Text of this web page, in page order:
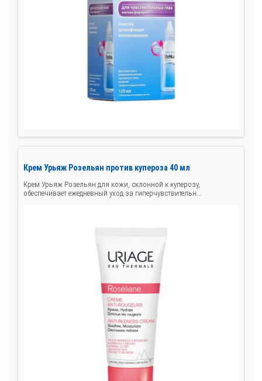
Крем Урьяж Розельян против купероза 40 мл
Крем Урьяж Розельян для кожи, склонной к куперозу,
обеспечивает ежедневный уход за гиперчувствительн...